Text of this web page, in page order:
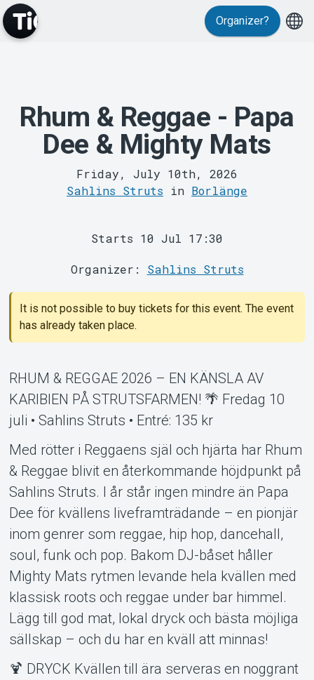
Support
About Tickster
Organizer?
Rhum & Reggae - Papa
Dee & Mighty Mats
Friday, July 10th, 2026
Sahlins Struts in Borlänge
Starts 10 Jul 17:30
Organizer: Sahlins Struts
It is not possible to buy tickets for this event. The event
has already taken place.
RHUM & REGGAE 2026 – EN KÄNSLA AV
KARIBIEN PÅ STRUTSFARMEN! 🌴 Fredag 10
juli • Sahlins Struts • Entré: 135 kr
Med rötter i Reggaens själ och hjärta har Rhum
& Reggae blivit en återkommande höjdpunkt på
Sahlins Struts. I år står ingen mindre än Papa
Dee för kvällens liveframträdande – en pionjär
inom genrer som reggae, hip hop, dancehall,
soul, funk och pop. Bakom DJ-båset håller
Mighty Mats rytmen levande hela kvällen med
klassisk roots och reggae under bar himmel.
Lägg till god mat, lokal dryck och bästa möjliga
sällskap – och du har en kväll att minnas!
🍹 DRYCK Kvällen till ära serveras en noggrant